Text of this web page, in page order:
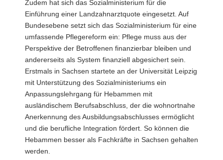
Zudem hat sich das Sozialministerium für die
Einführung einer Landzahnarztquote eingesetzt. Auf
Bundesebene setzt sich das Sozialministerium für eine
umfassende Pflegereform ein: Pflege muss aus der
Perspektive der Betroffenen finanzierbar bleiben und
andererseits als System finanziell abgesichert sein.
Erstmals in Sachsen startete an der Universität Leipzig
mit Unterstützung des Sozialministeriums ein
Anpassungslehrgang für Hebammen mit
ausländischem Berufsabschluss, der die wohnortnahe
Anerkennung des Ausbildungsabschlusses ermöglicht
und die berufliche Integration fördert. So können die
Hebammen besser als Fachkräfte in Sachsen gehalten
werden.